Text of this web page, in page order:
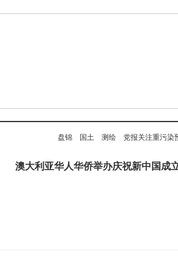
盘锦 国土 测绘 党报关注重污染
澳大利亚华人华侨举办庆祝新中国成